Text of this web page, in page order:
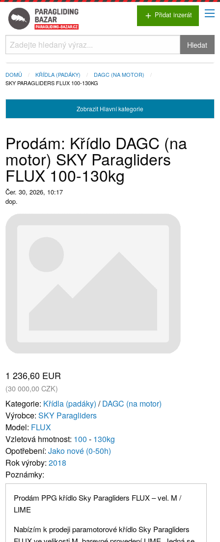
add Přidat inzerát
Hledat
DOMŮ KŘÍDLA (PADÁKY)
DAGC (NA MOTOR)
SKY PARAGLIDERS FLUX 100-130KG
Zobrazit Hlavní kategorie
Prodám: Křídlo DAGC (na
motor) SKY Paragliders
FLUX 100-130kg
Čer. 30, 2026, 10:17
dop.
1 236,60 EUR
(30 000,00 CZK)
Kategorie: Křídla (padáky) /DAGC (na motor)
Výrobce:SKY Paragliders
Model: FLUX
Vzletová hmotnost: 100 - 130kg
Opotřebení:Jako nové (0-50h)
Rok výroby:2018
Poznámky:
Prodám PPG křídlo Sky Paragliders FLUX – vel. M /
LIME
Nabízím k prodeji paramotorové křídlo Sky Paragliders